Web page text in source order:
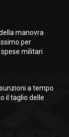
manovra
per
spese militari
a tempo
il taglio delle